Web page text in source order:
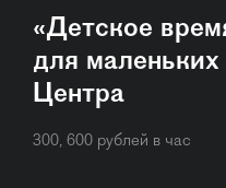
«Детское
для
Центра
300, 600 рублей в час